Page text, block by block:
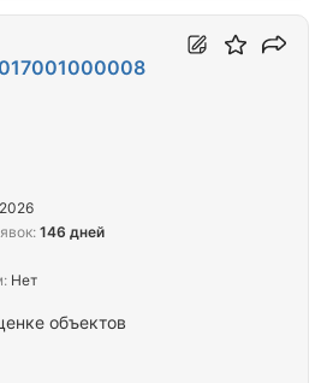
объектов
146 дней
Нет